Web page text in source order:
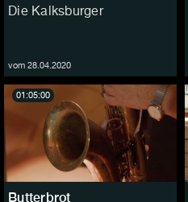
Die Kalksburger
vom 28.04.2020
Butterbrot
01:05:00